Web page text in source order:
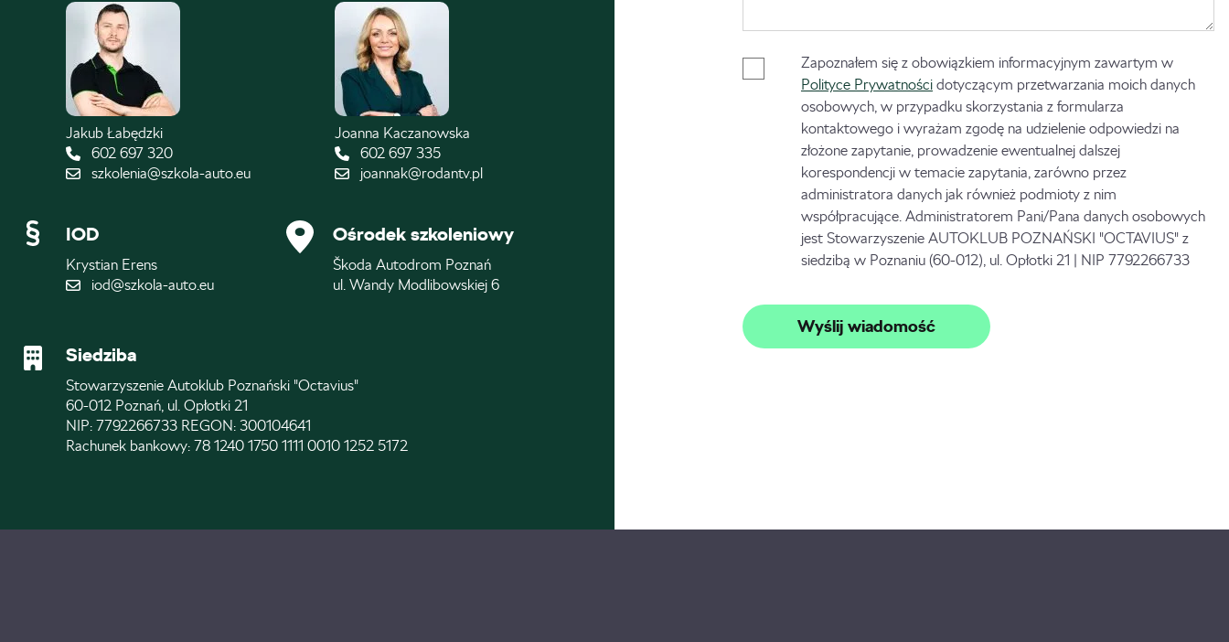
Jakub Łabędzki
602 697 320
szkolenia@szkola-auto.eu
Joanna Kaczanowska
602 697 335
joannak@rodantv.pl
IOD
Krystian Erens
iod@szkola-auto.eu
Ośrodek szkoleniowy
Škoda Autodrom Poznań
ul. Wandy Modlibowskiej 6
Siedziba
Stowarzyszenie Autoklub Poznański "Octavius"
60-012 Poznań, ul. Opłotki 21
NIP: 7792266733 REGON: 300104641
Rachunek bankowy: 78 1240 1750 1111 0010 1252 5172
Zapoznałem się z obowiązkiem informacyjnym zawartym w
Polityce Prywatnościdotyczącym przetwarzania moich danych
osobowych, w przypadku skorzystania z formularza
kontaktowego i wyrażam zgodę na udzielenie odpowiedzi na
złożone zapytanie, prowadzenie ewentualnej dalszej
korespondencji w temacie zapytania, zarówno przez
administratora danych jak również podmioty z nim
współpracujące. Administratorem Pani/Pana danych osobowych
jest Stowarzyszenie AUTOKLUB POZNAŃSKI "OCTAVIUS" z
siedzibą w Poznaniu (60-012), ul. Opłotki 21 | NIP 7792266733